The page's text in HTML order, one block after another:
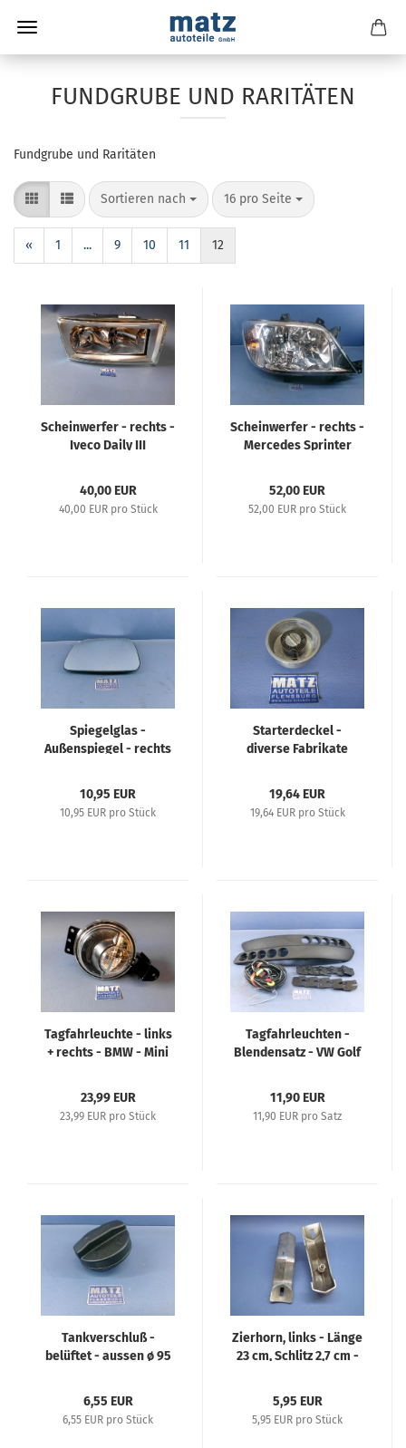
FUNDGRUBE UND RARITÄTEN
Fundgrube und Raritäten
Sortieren nach 16 pro Seite
« 1 ... 9 10 11 12
Scheinwerfer - rechts -
Iveco Daily III
40,00 EUR
40,00 EUR pro Stück
Scheinwerfer - rechts -
Mercedes Sprinter
52,00 EUR
52,00 EUR pro Stück
Spiegelglas -
Außenspiegel - rechts
10,95 EUR
10,95 EUR pro Stück
Starterdeckel -
diverse Fabrikate
19,64 EUR
19,64 EUR pro Stück
Tagfahrleuchte - links
+ rechts - BMW - Mini
23,99 EUR
23,99 EUR pro Stück
Tagfahrleuchten -
Blendensatz - VW Golf
11,90 EUR
11,90 EUR pro Satz
Tankverschluß -
belüftet - aussen ø 95
6,55 EUR
6,55 EUR pro Stück
Zierhorn, links - Länge
23 cm, Schlitz 2,7 cm -
5,95 EUR
5,95 EUR pro Stück